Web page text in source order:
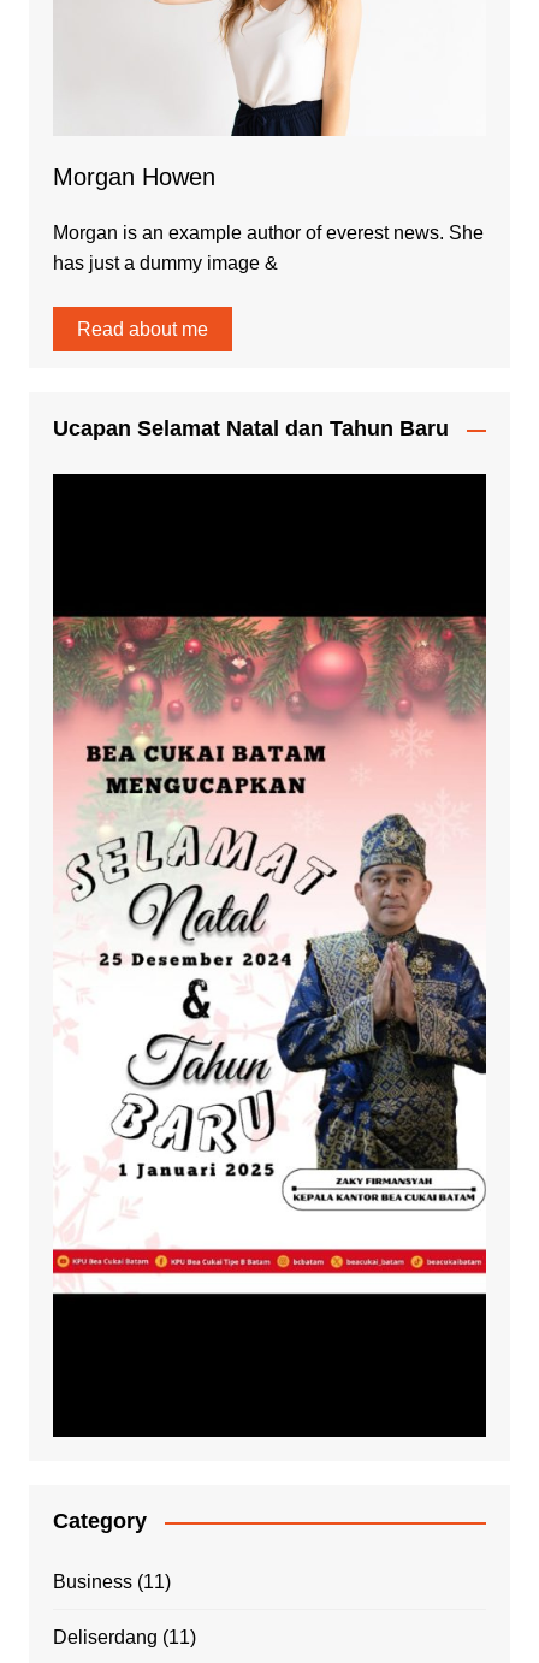
Morgan Howen
Morgan is an example author of everest news. She
has just a dummy image &
Read about me
Ucapan Selamat Natal dan Tahun Baru
Category
Business(11)
Deliserdang (11)